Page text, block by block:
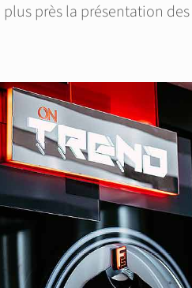
près la présentation